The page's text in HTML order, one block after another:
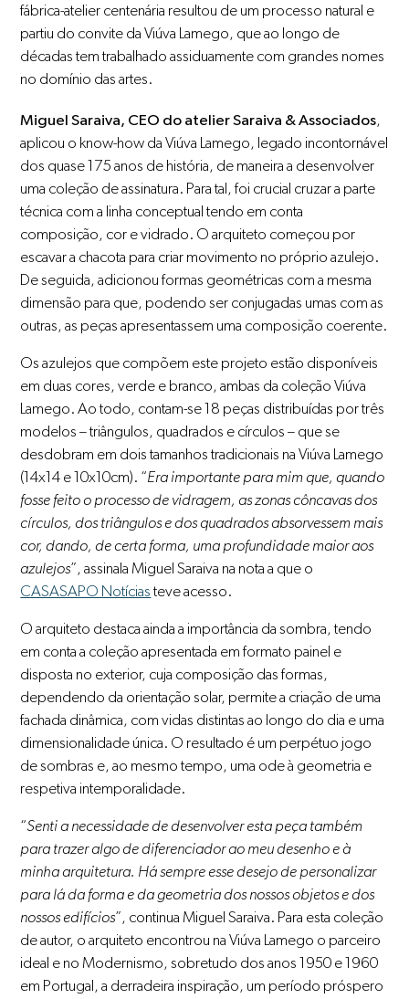
fábrica-atelier centenária resultou de um processo natural e
partiu do convite da Viúva Lamego, que ao longo de
décadas tem trabalhado assiduamente com grandes nomes
no domínio das artes.
Miguel Saraiva, CEO do atelier Saraiva & Associados,
aplicou o know-how da Viúva Lamego, legado incontornável
dos quase 175 anos de história, de maneira a desenvolver
uma coleção de assinatura. Para tal, foi crucial cruzar a parte
técnica com a linha conceptual tendo em conta
composição, cor e vidrado. O arquiteto começou por
escavar a chacota para criar movimento no próprio azulejo.
De seguida, adicionou formas geométricas com a mesma
dimensão para que, podendo ser conjugadas umas com as
outras, as peças apresentassem uma composição coerente.
Os azulejos que compõem este projeto estão disponíveis
em duas cores, verde e branco, ambas da coleção Viúva
Lamego. Ao todo, contam-se 18 peças distribuídas por três
modelos – triângulos, quadrados e círculos – que se
desdobram em dois tamanhos tradicionais na Viúva Lamego
(14x14 e 10x10cm). “Era importante para mim que, quando
fosse feito o processo de vidragem, as zonas côncavas dos
círculos, dos triângulos e dos quadrados absorvessem mais
cor, dando, de certa forma, uma profundidade maior aos
azulejos”, assinala Miguel Saraiva na nota a que o
CASASAPO Notíciasteve acesso.
O arquiteto destaca ainda a importância da sombra, tendo
em conta a coleção apresentada em formato painel e
disposta no exterior, cuja composição das formas,
dependendo da orientação solar, permite a criação de uma
fachada dinâmica, com vidas distintas ao longo do dia e uma
dimensionalidade única. O resultado é um perpétuo jogo
de sombras e, ao mesmo tempo, uma ode à geometria e
respetiva intemporalidade.
“Senti a necessidade de desenvolver esta peça também
para trazer algo de diferenciador ao meu desenho e à
minha arquitetura. Há sempre esse desejo de personalizar
para lá da forma e da geometria dos nossos objetos e dos
nossos edifícios”, continua Miguel Saraiva. Para esta coleção
de autor, o arquiteto encontrou na Viúva Lamego o parceiro
ideal e no Modernismo, sobretudo dos anos 1950 e 1960
em Portugal, a derradeira inspiração, um período próspero